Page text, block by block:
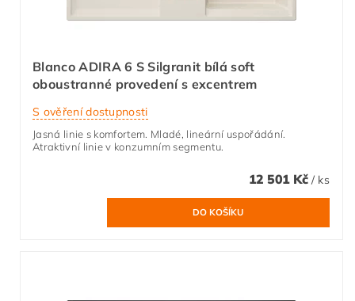
Blanco ADIRA 6 S Silgranit bílá soft
oboustranné provedení s excentrem
S ověření dostupnosti
Jasná linie s komfortem. Mladé, lineární uspořádání.
Atraktivní linie v konzumním segmentu.
12 501 Kč / ks